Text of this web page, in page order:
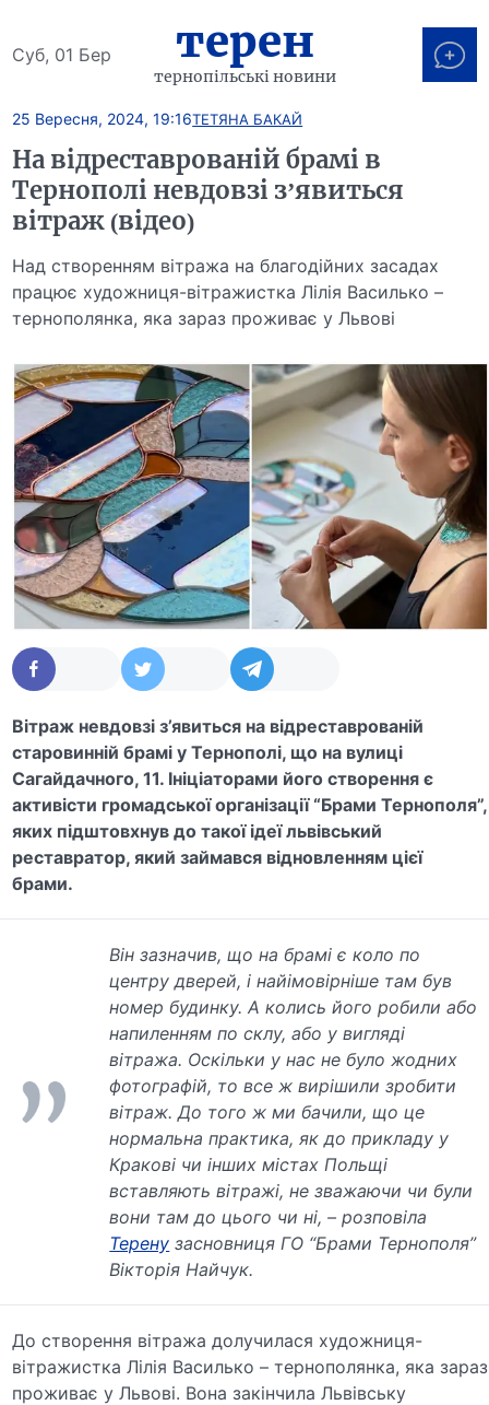
Суб, 01 Бер терен
тернопільські новини
25 Вересня, 2024, 19:16ТЕТЯНА БАКАЙ
На відреставрованій брамі в
Тернополі невдовзі з’явиться
вітраж (відео)
Над створенням вітража на благодійних засадах
працює художниця-вітражистка Лілія Василько –
тернополянка, яка зараз проживає у Львові
Вітраж невдовзі з’явиться на відреставрованій
старовинній брамі у Тернополі, що на вулиці
Сагайдачного, 11. Ініціаторами його створення є
активісти громадської організації “Брами Тернополя”,
яких підштовхнув до такої ідеї львівський
реставратор, який займався відновленням цієї
брами.
Він зазначив, що на брамі є коло по
центру дверей, і найімовірніше там був
номер будинку. А колись його робили або
напиленням по склу, або у вигляді
вітража. Оскільки у нас не було жодних
фотографій, то все ж вирішили зробити
вітраж. До того ж ми бачили, що це
нормальна практика, як до прикладу у
Кракові чи інших містах Польщі
вставляють вітражі, не зважаючи чи були
вони там до цього чи ні, – розповіла
Терену засновниця ГО “Брами Тернополя”
Вікторія Найчук.
До створення вітража долучилася художниця-
вітражистка Лілія Василько – тернополянка, яка зараз
проживає у Львові. Вона закінчила Львівську